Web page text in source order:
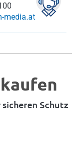
media.at
Schutz